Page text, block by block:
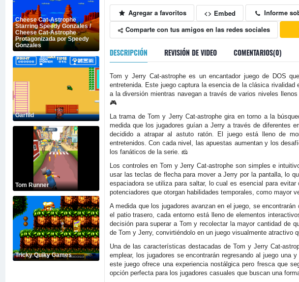
Cheese Cat-Astrophe
Starring Speedy Gonzales /
Cheese Cat-Astrophe
Protagonizada por Speedy
Gonzales
Garfild
Tom Runner
Tricky Quiky Games
Agregar a favoritos <> Embed
Informe
Comparte con tus amigos en las redes sociales
DESCRIPCIÓN REVISIÓN DE VIDEO COMENTARIOS(0)
Tom y Jerry Cat-astrophe es un encantador juego de DOS
entretenida. Este juego captura la esencia de la clásica
a la diversión mientras navegan a través de varios niveles
🎮
La trama de Tom y Jerry Cat-astrophe gira en torno a la
medida que los jugadores guían a Jerry a través de diferentes
decidido a atrapar al astuto ratón. El juego está lleno de
entretenidos. Con cada nivel, las apuestas aumentan y los
los fanáticos de la serie. 🧀
Los controles en Tom y Jerry Cat-astrophe son simples e
usar las teclas de flecha para mover a Jerry por la pantalla, lo
espaciadora se utiliza para saltar, lo cual es esencial para
potenciadores que otorgan habilidades temporales, como mayor
A medida que los jugadores avanzan en el juego, se
el patio trasero, cada entorno está lleno de elementos
decisión para superar a Tom y recolectar la mayor cantidad de
de Tom y Jerry, convirtiéndolo en un juego visualmente atractivo
Una de las características destacadas de Tom y Jerry Cat-
emplear, los jugadores se encontrarán regresando al juego
este juego ofrece una experiencia nostálgica pero fresca que
opción perfecta para los jugadores casuales que buscan una